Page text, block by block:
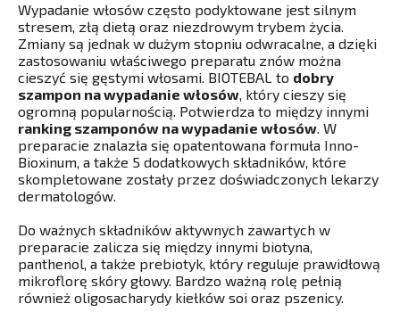
Wypadanie włosów często podyktowane jest silnym
stresem, złą dietą oraz niezdrowym trybem życia.
Zmiany są jednak w dużym stopniu odwracalne, a dzięki
zastosowaniu właściwego preparatu znów można
cieszyć się gęstymi włosami. BIOTEBAL to dobry
szampon na wypadanie włosów, który cieszy się
ogromną popularnością. Potwierdza to między innymi
ranking szamponów na wypadanie włosów. W
preparacie znalazła się opatentowana formuła Inno-
Bioxinum, a także 5 dodatkowych składników, które
skompletowane zostały przez doświadczonych lekarzy
dermatologów.
Do ważnych składników aktywnych zawartych w
preparacie zalicza się między innymi biotyna,
panthenol, a także prebiotyk, który reguluje prawidłową
mikroflorę skóry głowy. Bardzo ważną rolę pełnią
również oligosacharydy kiełków soi oraz pszenicy.